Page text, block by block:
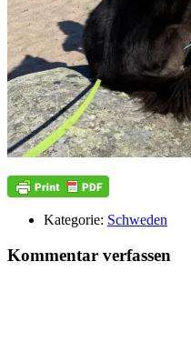
Kategorie: Schweden
Kommentar verfassen